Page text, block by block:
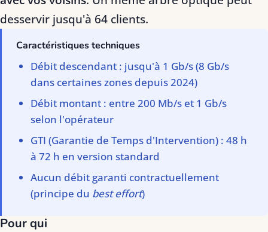
desservir jusqu'à 64 clients.
Caractéristiques techniques
Débit descendant : jusqu'à 1 Gb/s (8 Gb/s
dans certaines zones depuis 2024)
Débit montant : entre 200 Mb/s et 1 Gb/s
selon l'opérateur
GTI (Garantie de Temps d'Intervention) : 48 h
à 72 h en version standard
Aucun débit garanti contractuellement
(principe du best effort)
Pour qui